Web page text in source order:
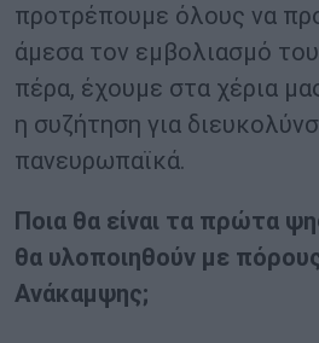
προτρέπουμε όλους να
άμεσα τον εμβολιασμό
πέρα, έχουμε στα χέρια
η συζήτηση για
πανευρωπαϊκά.
Ποια θα είναι τα πρώτα
θα υλοποιηθούν με
Ανάκαμψης;